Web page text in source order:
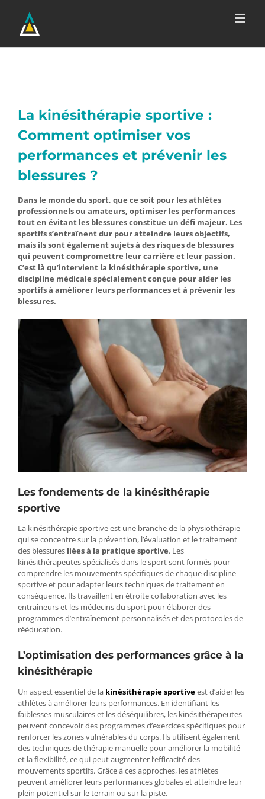
contenu
La kinésithérapie sportive :
Comment optimiser vos
performances et prévenir les
blessures ?
Dans le monde du sport, que ce soit pour les athlètes
professionnels ou amateurs, optimiser les performances
tout en évitant les blessures constitue un défi majeur. Les
sportifs s’entraînent dur pour atteindre leurs objectifs,
mais ils sont également sujets à des risques de blessures
qui peuvent compromettre leur carrière et leur passion.
C’est là qu’intervient la kinésithérapie sportive, une
discipline médicale spécialement conçue pour aider les
sportifs à améliorer leurs performances et à prévenir les
blessures.
Les fondements de la kinésithérapie
sportive
La kinésithérapie sportive est une branche de la physiothérapie
qui se concentre sur la prévention, l’évaluation et le traitement
des blessures liées à la pratique sportive. Les
kinésithérapeutes spécialisés dans le sport sont formés pour
comprendre les mouvements spécifiques de chaque discipline
sportive et pour adapter leurs techniques de traitement en
conséquence. Ils travaillent en étroite collaboration avec les
entraîneurs et les médecins du sport pour élaborer des
programmes d’entraînement personnalisés et des protocoles de
rééducation.
L’optimisation des performances grâce à la
kinésithérapie
Un aspect essentiel de la kinésithérapie sportiveest d’aider les
athlètes à améliorer leurs performances. En identifiant les
faiblesses musculaires et les déséquilibres, les kinésithérapeutes
peuvent concevoir des programmes d’exercices spécifiques pour
renforcer les zones vulnérables du corps. Ils utilisent également
des techniques de thérapie manuelle pour améliorer la mobilité
et la flexibilité, ce qui peut augmenter l’efficacité des
mouvements sportifs. Grâce à ces approches, les athlètes
peuvent améliorer leurs performances globales et atteindre leur
plein potentiel sur le terrain ou sur la piste.